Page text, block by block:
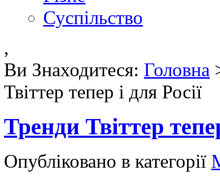
Суспільство
,
Ви Знаходитеся: Головна
Твіттер тепер і для Росії
Тренди Твіттер
Опубліковано в категорії